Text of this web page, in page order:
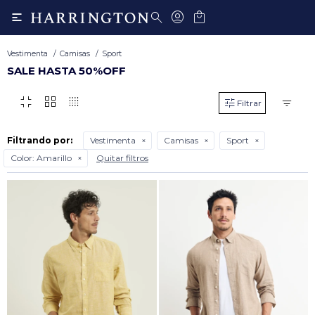

Vestimenta Camisas Sport
SALE HASTA 50%OFF
fullscreen_exit grid_view transition_dissolve
Filtrando por: Vestimenta Camisas
Sport
Color: Amarillo Quitar filtros